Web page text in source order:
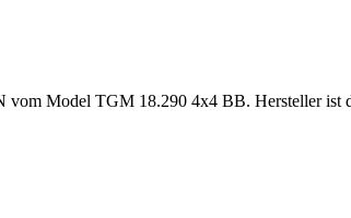
Model TGM 18.290 4x4 BB. Hersteller ist